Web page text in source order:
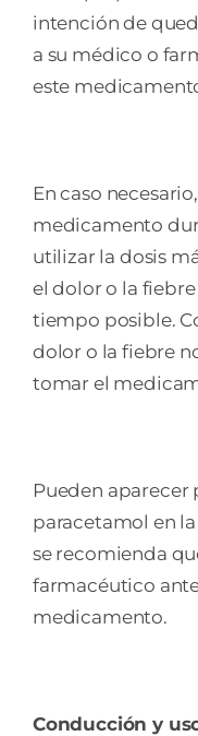
intención de
a su médico o
este
En caso
medicamento
utilizar la dosis
el dolor o la
tiempo posible.
dolor o la fiebre
tomar el
Pueden aparecer
paracetamol en
se recomienda
farmacéutico
medicamento.
Conducción y